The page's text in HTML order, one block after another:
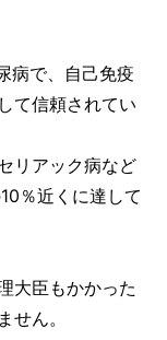
病で、自己免疫
て信頼されてい
リアック病など
％近くに達して
大臣もかかった
せん。